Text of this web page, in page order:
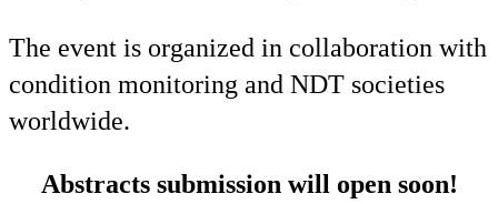
The event is organized in collaboration with
condition monitoring and NDT societies
worldwide.
Abstracts submission will open soon!